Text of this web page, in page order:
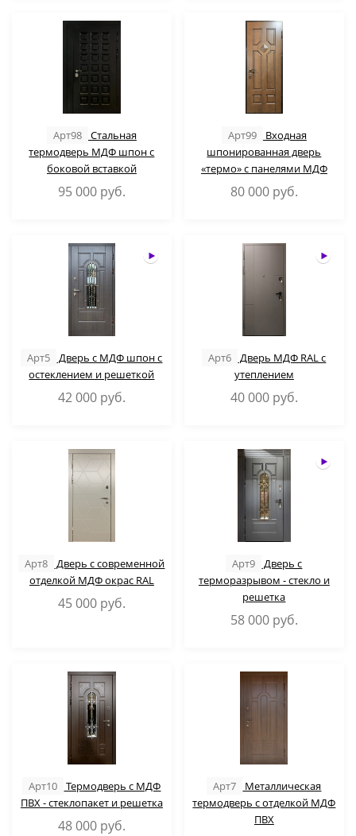
Арт98
Стальная
термодверь МДФ шпон с
боковой вставкой
95 000 руб.
Арт99
Входная
шпонированная дверь
«термо» с панелями МДФ
80 000 руб.
Арт5
Дверь с МДФ шпон с
остеклением и решеткой
42 000 руб.
Арт6
Дверь МДФ RAL с
утеплением
40 000 руб.
Арт8
Дверь с современной
отделкой МДФ окрас RAL
45 000 руб.
Арт9
Дверь с
терморазрывом - стекло и
решетка
58 000 руб.
Арт10
Термодверь с МДФ
ПВХ - стеклопакет и решетка
48 000 руб.
Арт7
Металлическая
термодверь с отделкой МДФ
ПВХ